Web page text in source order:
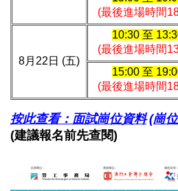
(最後進場時間
8月22日 (五)
10:30 至
(最後進場時間
15:00 至
(最後進場時間
按此查看：面試崗位資料 (崗
(建議報名前先查閱)